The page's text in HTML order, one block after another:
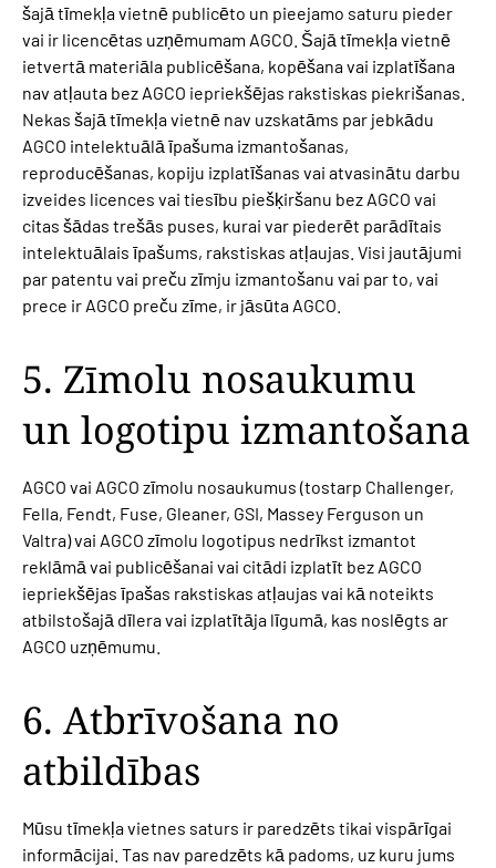
šajā tīmekļa vietnē publicēto un pieejamo saturu pieder
vai ir licencētas uzņēmumam AGCO. Šajā tīmekļa vietnē
ietvertā materiāla publicēšana, kopēšana vai izplatīšana
nav atļauta bez AGCO iepriekšējas rakstiskas piekrišanas.
Nekas šajā tīmekļa vietnē nav uzskatāms par jebkādu
AGCO intelektuālā īpašuma izmantošanas,
reproducēšanas, kopiju izplatīšanas vai atvasinātu darbu
izveides licences vai tiesību piešķiršanu bez AGCO vai
citas šādas trešās puses, kurai var piederēt parādītais
intelektuālais īpašums, rakstiskas atļaujas. Visi jautājumi
par patentu vai preču zīmju izmantošanu vai par to, vai
prece ir AGCO preču zīme, ir jāsūta AGCO.
5. Zīmolu nosaukumu
un logotipu izmantošana
AGCO vai AGCO zīmolu nosaukumus (tostarp Challenger,
Fella, Fendt, Fuse, Gleaner, GSI, Massey Ferguson un
Valtra) vai AGCO zīmolu logotipus nedrīkst izmantot
reklāmā vai publicēšanai vai citādi izplatīt bez AGCO
iepriekšējas īpašas rakstiskas atļaujas vai kā noteikts
atbilstošajā dīlera vai izplatītāja līgumā, kas noslēgts ar
AGCO uzņēmumu.
6. Atbrīvošana no
atbildības
Mūsu tīmekļa vietnes saturs ir paredzēts tikai vispārīgai
informācijai. Tas nav paredzēts kā padoms, uz kuru jums